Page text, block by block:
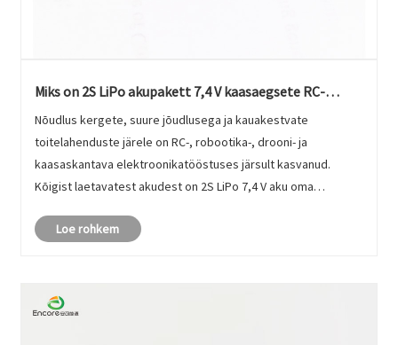
Miks on 2S LiPo akupakett 7,4 V kaasaegsete RC-
Nõudlus kergete, suure jõudlusega ja kauakestvate
toitelahenduste järele on RC-, robootika-, drooni- ja
kaasaskantava elektroonikatööstuses järsult kasvanud.
Kõigist laetavatest akudest on 2S LiPo 7,4 V aku oma
muutunud üheks enim kasutatavaks ......
Loe rohkem